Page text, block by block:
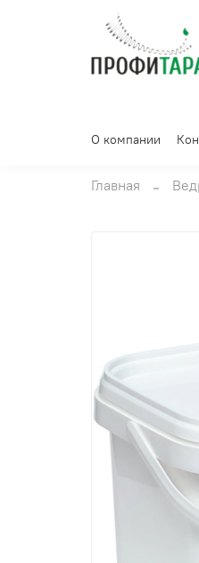
О компании
Главная